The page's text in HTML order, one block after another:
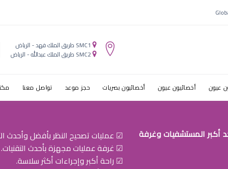
SMC1 طريق الملك فهد - الرياض
SMC2 طريق الملك عبدالله - الرياض
عيون أخصائيون عيون أخصائيون بصريات حجز موعد تواصل معنا
أكبر المستشفيات وغرفة
☑ عمليات تصحيح النظر بأفضل وأحدث
☑ غرفة عمليات مجهزة بأحدث التقنيات.
☑ راحة أكبر وإجراءات أكثر سلاسة.